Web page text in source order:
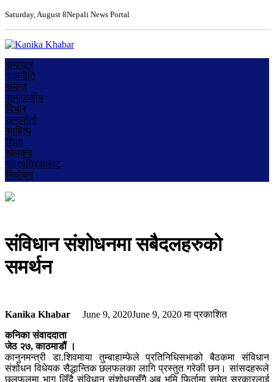
Saturday, August 8Nepali News Portal
समाचार
राजनीति
समाज
सम्पादकीय
विचार
अन्तर्वार्ता
साहित्य
शिक्षा
खेलकुद
पत्रपत्रिकाबाट
निर्वाचन
संविधान संशोधनमा सबैदलहरुको
समर्थन
Kanika Khabar June 9, 2020June 9, 2020मा प्रकाशित
कनिका संवाददाता
जेठ २७, काठमाडौं ।
कानुनमन्त्री डा.शिवमाया तुम्बाहाम्फेले प्रतिनिधिसभाको बैठकमा संविधान
संशोधन विधेयक सैद्धान्तिक छलफलका लागि प्रस्तुत गरेकी छन। सांसदहरूले
छलफलमा भाग लिँदै संविधान संशोधनसँगै अब भूमि फिर्तामा समेत सरकारलाई